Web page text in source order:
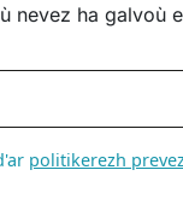
nevez ha galvoù
politikerezh